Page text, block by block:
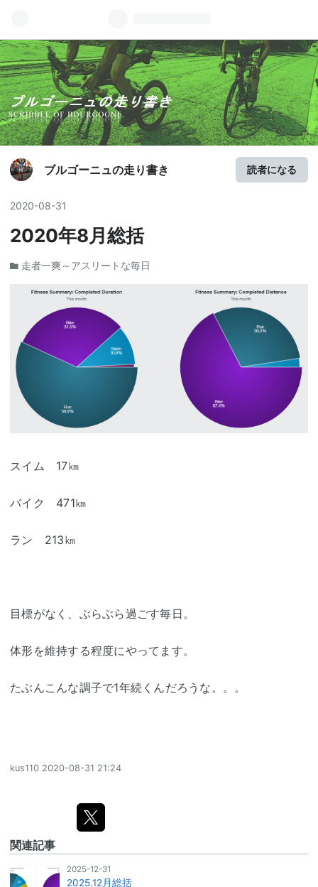
ブルゴーニュの走り書き 読者になる
2020-08-31
2020年8月総括
走者一爽～アスリートな毎日
スイム 17㎞
バイク 471㎞
ラン 213㎞
目標がなく、ぶらぶら過ごす毎日。
体形を維持する程度にやってます。
たぶんこんな調子で1年続くんだろうな。。。
kus110 2020-08-31 21:24
関連記事
2025-12-31
2025.12月総括